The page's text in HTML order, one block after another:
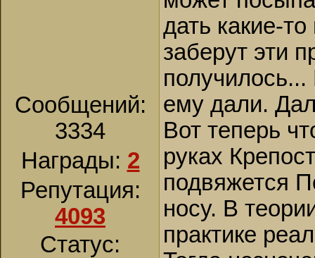
Сообщений:
3334
Награды: 2
Репутация:
4093
Статус:
дать какие-
заберут эти
ему дали.
Вот теперь
руках
подвяжется
носу. В
практике